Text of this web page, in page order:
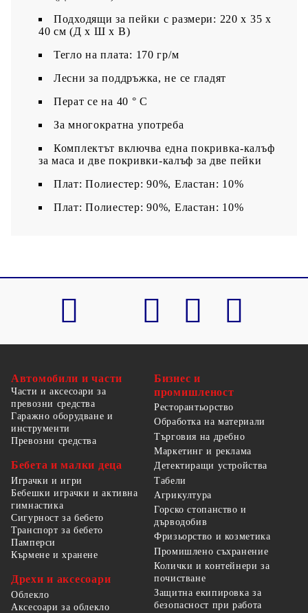
Подходящи за пейки с размери: 220 х 35 х
40 cм (Д х Ш х В)
Тегло на плата: 170 гр/м
Лесни за поддръжка, не се гладят
Перат се на 40 ° С
За многократна употреба
Комплектът включва една покривка-калъф
за маса и две покривки-калъф за две пейки
Плат: Полиестер: 90%, Еластан: 10%
Плат: Полиестер: 90%, Еластан: 10%
Автомобили и части
Части и аксесоари за
превозни средства
Гаражно оборудване и
инструменти
Превозни средства
Бебета и малки деца
Играчки и игри
Бебешки играчки и активна
гимнастика
Сигурност за бебето
Транспорт за бебето
Памперси
Кърмене и хранене
Дрехи и аксесоари
Облекло
Аксесоари за облекло
Бизнес и
промишленост
Ресторантьорство
Обработка на материали
Търговия на дребно
Маркетинг и реклама
Детектиращи устройства
Табели
Агрикултура
Горско стопанство и
дърводобив
Фризьорство и козметика
Промишлено съхранение
Колички и контейнери за
почистване
Защитна екипировка за
безопасност при работа